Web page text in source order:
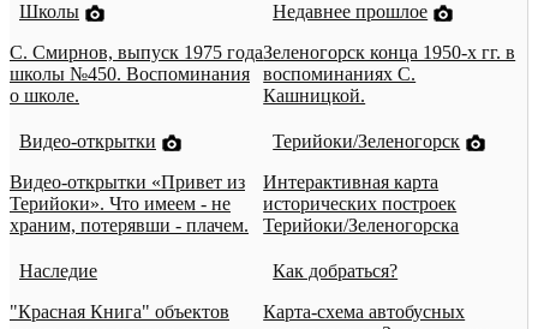
Школы
С. Смирнов, выпуск 1975 года
школы №450. Воспоминания
о школе.
Недавнее прошлое
Зеленогорск конца 1950-х гг. в
воспоминаниях С.
Кашницкой.
Видео-открытки
Видео-открытки «Привет из
Терийоки». Что имеем - не
храним, потерявши - плачем.
Терийоки/Зеленогорск
Интерактивная карта
исторических построек
Терийоки/Зеленогорска
Наследие
"Красная Книга" объектов
Как добраться?
Карта-схема автобусных